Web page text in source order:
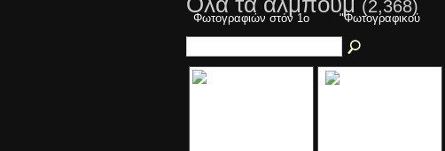
(2,368)